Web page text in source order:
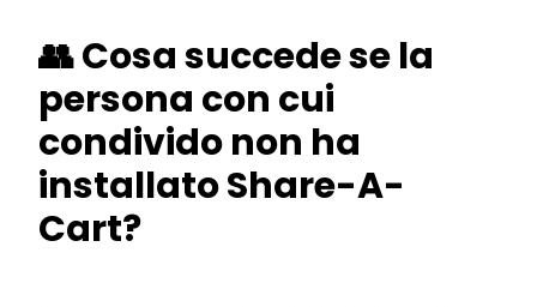
👥 Cosa succede se la
persona con cui
condivido non ha
installato Share-A-
Cart?